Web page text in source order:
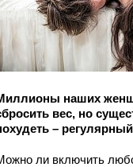
наших
вес, но
–
ли включить